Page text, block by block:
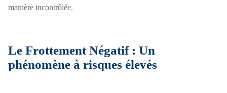
manière incontrôlée.
Le Frottement Négatif : Un
phénomène à risques élevés